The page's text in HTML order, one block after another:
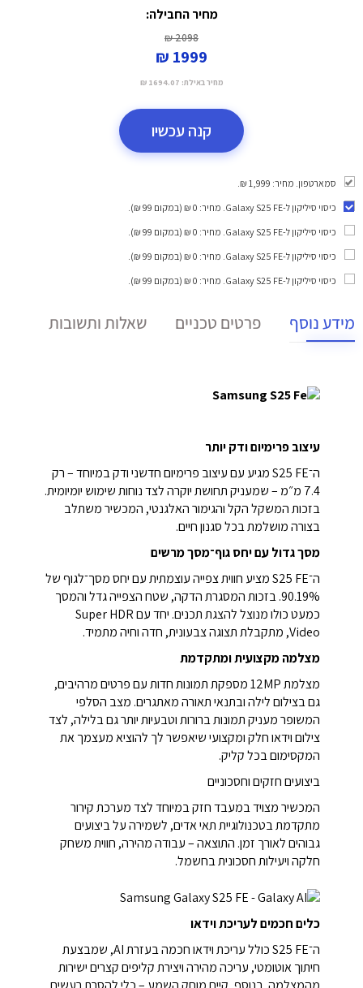
מחיר החבילה:
2098 ₪
1999 ₪
מחיר באילת: 1694.07 ₪
קנה עכשיו
סמארטפון. מחיר: 1,999 ₪.
כיסוי סיליקון ל-Galaxy S25 FE
. מחיר: 0 ₪ (במקום 99 ₪).
כיסוי סיליקון ל-Galaxy S25 FE
. מחיר: 0 ₪ (במקום 99 ₪).
כיסוי סיליקון ל-Galaxy S25 FE
. מחיר: 0 ₪ (במקום 99 ₪).
כיסוי סיליקון ל-Galaxy S25 FE
. מחיר: 0 ₪ (במקום 99 ₪).
מידע נוסף פרטים טכניים שאלות ותשובות
עיצוב פרימיום ודק יותר
ה־S25 FE מגיע עם עיצוב פרימיום חדשני ודק במיוחד – רק
7.4 מ״מ – שמעניק תחושת יוקרה לצד נוחות שימוש יומיומית.
בזכות המשקל הקל והגימור האלגנטי, המכשיר משתלב
בצורה מושלמת בכל סגנון חיים.
מסך גדול עם יחס גוף־מסך מרשים
ה־S25 FE מציע חווית צפייה עוצמתית עם יחס מסך־לגוף של
90.19%. בזכות המסגרת הדקה, שטח הצפייה גדל והמסך
כמעט כולו מנוצל להצגת תכנים. יחד עם Super HDR
Video, מתקבלת תצוגה צבעונית, חדה וחיה מתמיד.
מצלמה מקצועית ומתקדמת
מצלמת 12MP מספקת תמונות חדות עם פרטים מרהיבים,
גם בצילום לילה ובתנאי תאורה מאתגרים. מצב הסלפי
המשופר מעניק תמונות ברורות וטבעיות יותר גם בלילה, לצד
צילום וידאו חלק ומקצועי שיאפשר לך להוציא מעצמך את
המקסימום בכל קליק.
ביצועים חזקים וחסכוניים
המכשיר מצויד במעבד חזק במיוחד לצד מערכת קירור
מתקדמת בטכנולוגיית תאי אדים, לשמירה על ביצועים
גבוהים לאורך זמן. התוצאה – עבודה מהירה, חווית משחק
חלקה ויעילות חסכונית בחשמל.
כלים חכמים לעריכת וידאו
ה־S25 FE כולל עריכת וידאו חכמה בעזרת AI, שמבצעת
חיתוך אוטומטי, עריכה מהירה ויצירת קליפים קצרים ישירות